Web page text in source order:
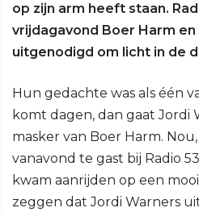
op zijn arm heeft staan.
vrijdagavond Boer Harm
uitgenodigd om licht in de
Hun gedachte was als één
komt dagen, dan gaat Jordi
masker van Boer Harm.
vanavond te gast bij Radio
kwam aanrijden op een
zeggen dat Jordi Warners